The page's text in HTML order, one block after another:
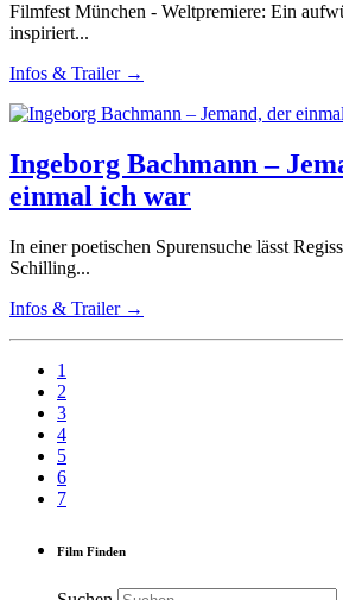
Filmfest München - Weltpremiere: Ein
inspiriert...
Infos & Trailer →
Ingeborg Bachmann –
einmal ich war
In einer poetischen Spurensuche lässt
Schilling...
Infos & Trailer →
1
2
3
4
5
6
7
Film Finden